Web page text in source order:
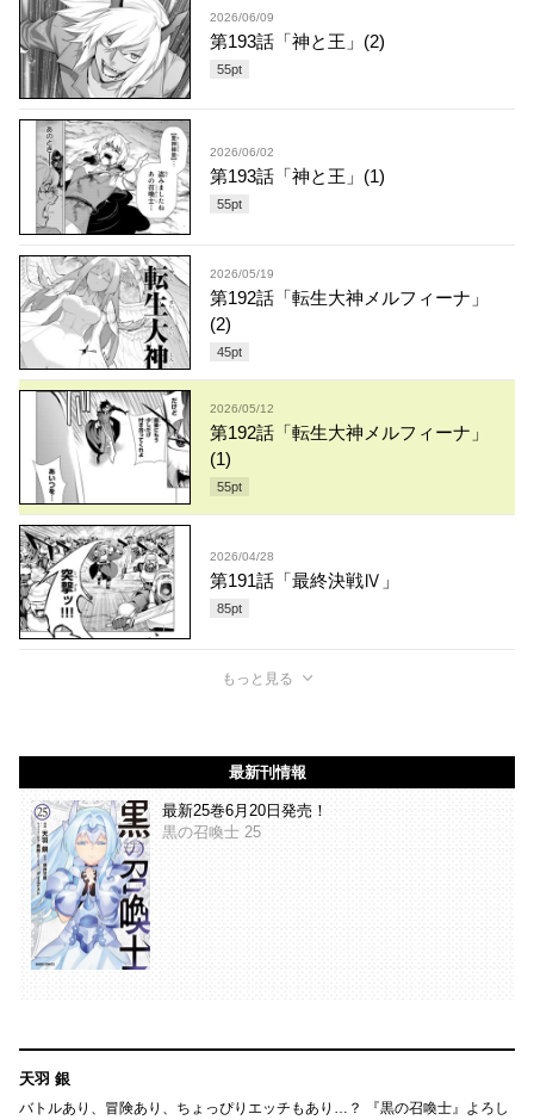
2026/06/09
第193話「神と王」(2)
55pt
2026/06/02
第193話「神と王」(1)
55pt
2026/05/19
第192話「転生大神メルフィーナ」
(2)
45pt
2026/05/12
第192話「転生大神メルフィーナ」
(1)
55pt
2026/04/28
第191話「最終決戦Ⅳ」
85pt
もっと見る
最新刊情報
最新25巻6月20日発売！
黒の召喚士 25
天羽 銀
バトルあり、冒険あり、ちょっぴりエッチもあり…？ 『黒の召喚士』よろし